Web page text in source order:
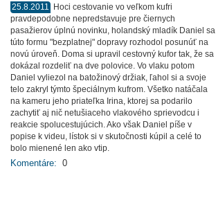
25.8.2011
Hoci cestovanie vo veľkom kufri
pravdepodobne nepredstavuje pre čiernych
pasažierov úplnú novinku, holandský mladík Daniel sa
túto formu "bezplatnej" dopravy rozhodol posunúť na
novú úroveň. Doma si upravil cestovný kufor tak, že sa
dokázal rozdeliť na dve polovice. Vo vlaku potom
Daniel vyliezol na batožinový držiak, ľahol si a svoje
telo zakryl týmto špeciálnym kufrom. Všetko natáčala
na kameru jeho priateľka Irina, ktorej sa podarilo
zachytiť aj nič netušiaceho vlakového sprievodcu i
reakcie spolucestujúcich. Ako však Daniel píše v
popise k videu, lístok si v skutočnosti kúpil a celé to
bolo mienené len ako vtip.
Komentáre: 0